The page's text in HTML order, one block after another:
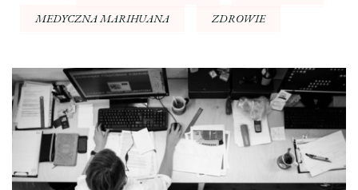
MEDYCZNA MARIHUANA
ZDROWIE
Nawigacja
wpisu